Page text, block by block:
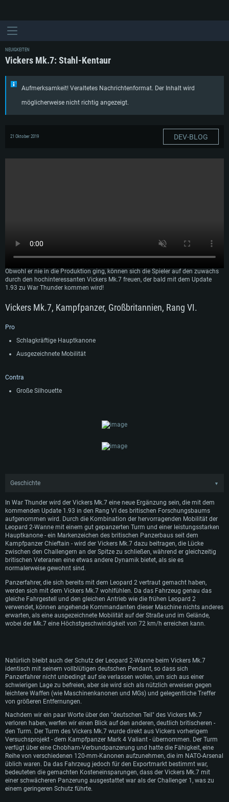
NEUIGKEITEN
Vickers Mk.7: Stahl-Kentaur
Aufmerksamkeit! Veraltetes Nachrichtenformat. Der Inhalt wird
möglicherweise nicht richtig angezeigt.
21 Oktober 2019 DEV-BLOG
Der Vickers Mk.7 ist ein britischer Kampfpanzer, der in den 1980er Jahren als
Obwohl er nie in die Produktion ging, können sich die Spieler auf den zuwachs
durch den hochinteressanten Vickers Mk.7 freuen, der bald mit dem Update
1.93 zu War Thunder kommen wird!
Vickers Mk.7, Kampfpanzer, Großbritannien, Rang VI.
Pro
Schlagkräftige Hauptkanone
Ausgezeichnete Mobilität
Contra
Große Silhouette
Geschichte ▼
Arbeit an seinem Design fort und war vom Erfolg überzeugt. Infolgedessen
entwickelte Vickers den Panzer Mk.7 Ende der 80er Jahre auf der Grundlage des
vorherigen Mk.4 und hoffte, dass er als möglicher Ersatz für den Challenger 1
dienen würde. Der neue Mk.7 besaß den vorhandenen Turm des Mk.4, der
jedoch auf einer Leopard 2-Wanne montiert war.
Entgegen den Erwartungen beschafften die britischen Streitkräfte nicht den
Mk.7, so dass sich der Fokus auf den Export verlagerte, ähnlich wie bei dem
Mk.4 Valiant. Vickers entwickelte eine verbesserte Version des Fahrzeugs, die in
ausländisches Interesse zu wecken. Die hohen Kosten für den Vickers Mk.7
erreichten jedoch nur das Gegenteil, da potenzielle ausländische Kunden an
andere, wirtschaftlichere Entwürfe auf dem Markt verloren gingen.
Darüber hinaus verhängte Deutschland Ende der 1980er Jahre ein Verbot des
Verkaufs von Rüstungsgütern an Länder in instabilen Regionen, vor allem im
Aufgrund der hohen Produktionskosten, die zu einem geringen Interesse am
Fahrzeug und der Abhängigkeit von externen Faktoren im Ausland führten,
wurde die Weiterentwicklung des Vickers Mk.7 offiziell gestoppt, wobei nur ein
einziger Prototyp für Testzwecke gebaut wurde. Obwohl der Vickers Mk.7 selbst
letztendlich zu einem weiteren gescheiterten Projekt wurde, fanden viele der
während ihrer Entwicklung gewonnenen Erfahrungen Verwendung bei der
In War Thunder wird der Vickers Mk.7 eine neue Ergänzung sein, die mit dem
kommenden Update 1.93 in den Rang VI des britischen Forschungsbaums
aufgenommen wird. Durch die Kombination der hervorragenden Mobilität der
Leopard 2-Wanne mit einem gut gepanzerten Turm und einer leistungsstarken
Hauptkanone - ein Markenzeichen des britischen Panzerbaus seit dem
Kampfpanzer Chieftain - wird der Vickers Mk.7 dazu beitragen, die Lücke
zwischen den Challengern an der Spitze zu schließen, während er gleichzeitig
britischen Veteranen eine etwas andere Dynamik bietet, als sie es
normalerweise gewohnt sind.
Panzerfahrer, die sich bereits mit dem Leopard 2 vertraut gemacht haben,
werden sich mit dem Vickers Mk.7 wohlfühlen. Da das Fahrzeug genau das
gleiche Fahrgestell und den gleichen Antrieb wie die frühen Leopard 2
verwendet, können angehende Kommandanten dieser Maschine nichts anderes
erwarten, als eine ausgezeichnete Mobilität auf der Straße und im Gelände,
wobei der Mk.7 eine Höchstgeschwindigkeit von 72 km/h erreichen kann.
Natürlich bleibt auch der Schutz der Leopard 2-Wanne beim Vickers Mk.7
identisch mit seinem vollblütigen deutschen Pendant, so dass sich
Panzerfahrer nicht unbedingt auf sie verlassen wollen, um sich aus einer
schwierigen Lage zu befreien, aber sie wird sich als nützlich erweisen gegen
leichtere Waffen (wie Maschinenkanonen und MGs) und gelegentliche Treffer
von größeren Entfernungen.
Nachdem wir ein paar Worte über den "deutschen Teil" des Vickers Mk.7
verloren haben, werfen wir einen Blick auf den anderen, deutlich britischeren -
den Turm. Der Turm des Vickers Mk.7 wurde direkt aus Vickers vorherigem
Versuchsprojekt - dem Kampfpanzer Mark 4 Valiant - übernommen. Der Turm
verfügt über eine Chobham-Verbundpanzerung und hatte die Fähigkeit, eine
Reihe von verschiedenen 120-mm-Kanonen aufzunehmen, die im NATO-Arsenal
üblich waren. Da das Fahrzeug jedoch für den Exportmarkt bestimmt war,
bedeuteten die gemachten Kosteneinsparungen, dass der Vickers Mk.7 mit
einer schwächeren Panzerung ausgestattet war als der Challenger 1, was zu
einem geringeren Schutz führte.